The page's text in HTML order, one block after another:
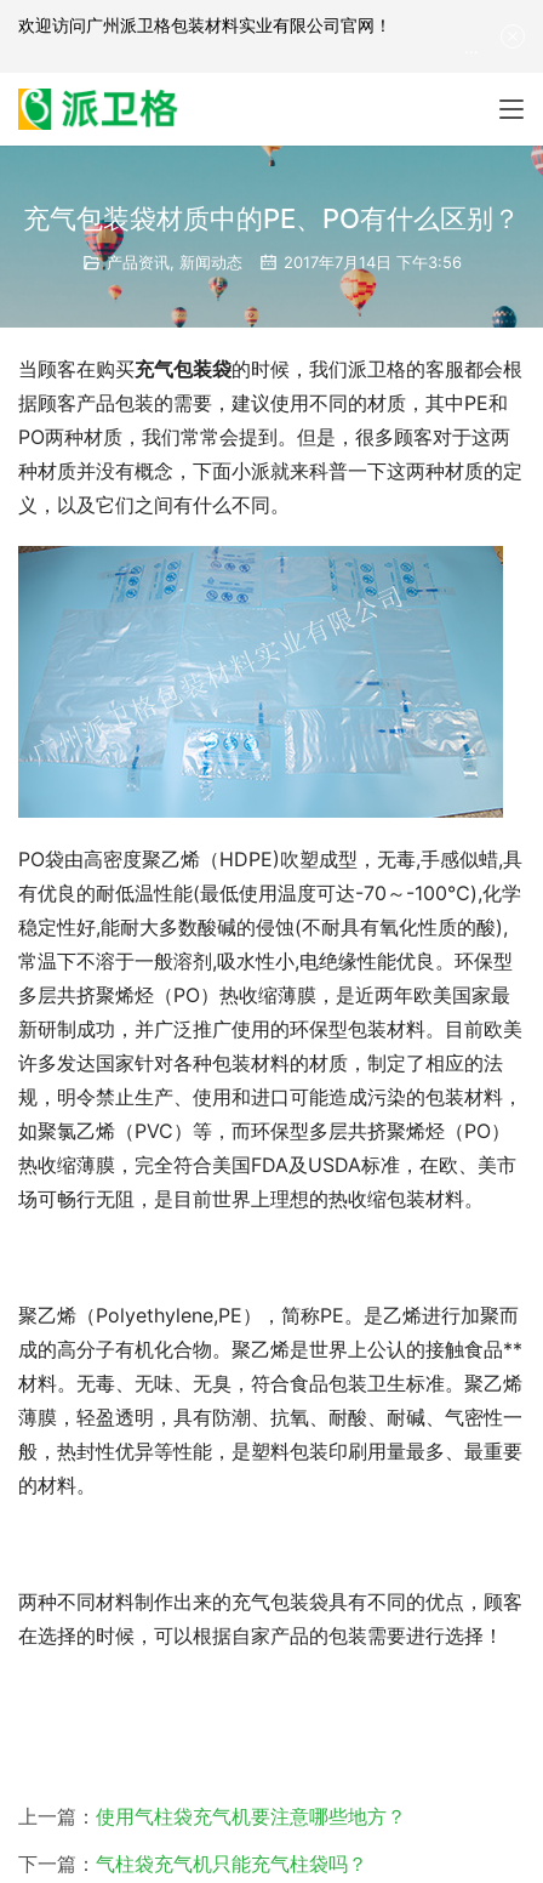
充气包装袋材质中的PE、PO有什么区别？
产品资讯, 新闻动态 2017年7月14日 下午3:56
当顾客在购买充气包装袋的时候，我们派卫格的客服都会根
据顾客产品包装的需要，建议使用不同的材质，其中PE和
PO两种材质，我们常常会提到。但是，很多顾客对于这两
种材质并没有概念，下面小派就来科普一下这两种材质的定
义，以及它们之间有什么不同。
PO袋由高密度聚乙烯（HDPE)吹塑成型，无毒,手感似蜡,具
有优良的耐低温性能(最低使用温度可达-70～-100℃),化学
稳定性好,能耐大多数酸碱的侵蚀(不耐具有氧化性质的酸),
常温下不溶于一般溶剂,吸水性小,电绝缘性能优良。环保型
多层共挤聚烯烃（PO）热收缩薄膜，是近两年欧美国家最
新研制成功，并广泛推广使用的环保型包装材料。目前欧美
许多发达国家针对各种包装材料的材质，制定了相应的法
规，明令禁止生产、使用和进口可能造成污染的包装材料，
如聚氯乙烯（PVC）等，而环保型多层共挤聚烯烃（PO）
热收缩薄膜，完全符合美国FDA及USDA标准，在欧、美市
场可畅行无阻，是目前世界上理想的热收缩包装材料。
聚乙烯（Polyethylene,PE），简称PE。是乙烯进行加聚而
成的高分子有机化合物。聚乙烯是世界上公认的接触食品**
材料。无毒、无味、无臭，符合食品包装卫生标准。聚乙烯
薄膜，轻盈透明，具有防潮、抗氧、耐酸、耐碱、气密性一
般，热封性优异等性能，是塑料包装印刷用量最多、最重要
的材料。
两种不同材料制作出来的充气包装袋具有不同的优点，顾客
在选择的时候，可以根据自家产品的包装需要进行选择！
上一篇： 使用气柱袋充气机要注意哪些地方？
下一篇： 气柱袋充气机只能充气柱袋吗？
欢迎访问广州派卫格包装材料实业有限公司官网 ！